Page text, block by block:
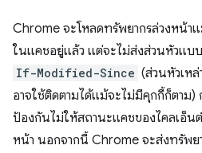
Chrome จะโหลดทรัพยากรล่วงหน้า
ในแคชอยู่แล้ว แต่จะไม่ส่งส่วนหัวแบ
If-Modified-Since (ส่วนหัวเหล่
อาจใช้ติดตามได้แม้จะไม่มีคุกกี้ก็ตาม)
ป้องกันไม่ให้สถานะแคชของไคลเอ็น
หน้า นอกจากนี้ Chrome จะส่งทรัพย